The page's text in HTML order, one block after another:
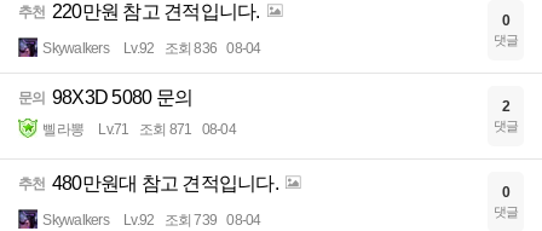
추천 220만원 참고 견적입니다.
Skywalkers Lv.92 조회 836 08-04
0
댓글
문의 98X3D 5080 문의
삘라뽕 Lv.71 조회 871 08-04
2
댓글
추천 480만원대 참고 견적입니다.
Skywalkers Lv.92 조회 739 08-04
0
댓글